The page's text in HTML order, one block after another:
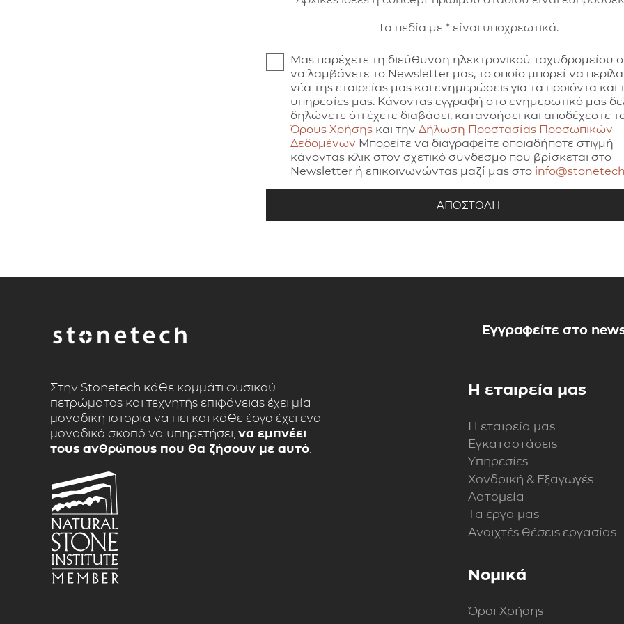
Τα πεδία με * είναι υποχρεωτικά.
Μας παρέχετε τη διεύθυνση ηλεκτρονικού ταχυδρομείου
να λαμβάνετε το Newsletter μας, το οποίο μπορεί να
νέα της εταιρείας μας και ενημερώσεις για τα προϊόντα και
υπηρεσίες μας. Κάνοντας εγγραφή στο ενημερωτικό μας
δηλώνετε ότι έχετε διαβάσει, κατανοήσει και αποδέχεστε
Όρους Χρήσης και την Δήλωση Προστασίας Προσωπικών
Δεδομένων Μπορείτε να διαγραφείτε οποιαδήποτε στιγμή
κάνοντας κλικ στον σχετικό σύνδεσμο που βρίσκεται στο
Newsletter ή επικοινωνώντας μαζί μας στο
Εγγραφείτε στο
Στην Stonetech κάθε κομμάτι φυσικού
πετρώματος και τεχνητής επιφάνειας έχει μία
μοναδική ιστορία να πει και κάθε έργο έχει ένα
μοναδικό σκοπό να υπηρετήσει, να εμπνέει
τους ανθρώπους που θα ζήσουν με αυτό.
Η εταιρεία μας
Η εταιρεία μας
Εγκαταστάσεις
Υπηρεσίες
Χονδρική & Εξαγωγές
Λατομεία
Τα έργα μας
Ανοιχτές θέσεις εργασίας
Νομικά
Όροι Χρήσης